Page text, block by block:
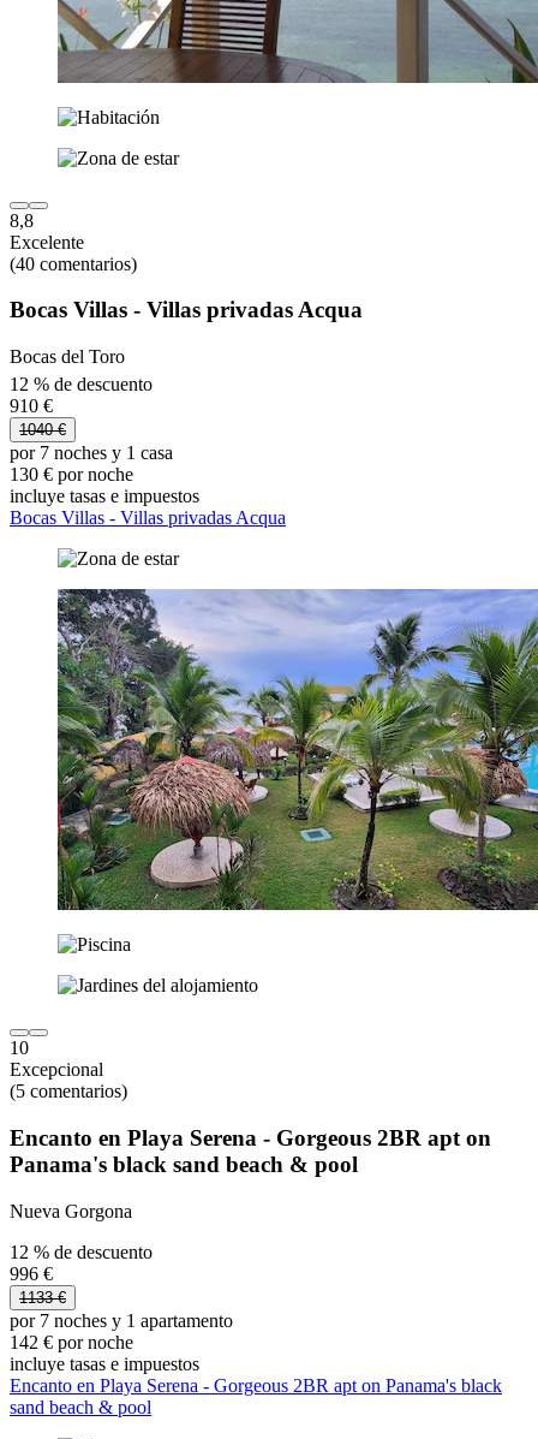
8,8
Excelente
(40 comentarios)
Bocas Villas - Villas privadas Acqua
Bocas del Toro
12 % de descuento
910 €
1040 €
por 7 noches y 1 casa
130 € por noche
incluye tasas e impuestos
Bocas Villas - Villas privadas Acqua
10
Excepcional
(5 comentarios)
Encanto en Playa Serena - Gorgeous 2BR apt on
Panama's black sand beach & pool
Nueva Gorgona
12 % de descuento
996 €
1133 €
por 7 noches y 1 apartamento
142 € por noche
incluye tasas e impuestos
Encanto en Playa Serena - Gorgeous 2BR apt on Panama's black
sand beach & pool